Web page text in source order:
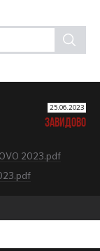
25.06.2023
ЗАВИДОВО
2023.pdf